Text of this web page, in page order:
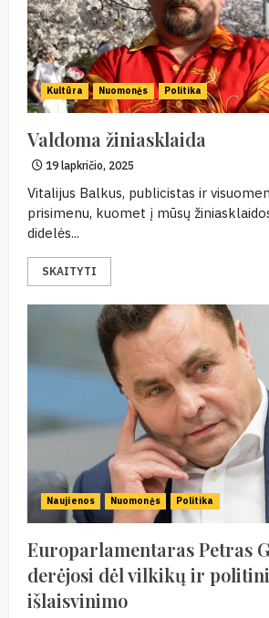
Kultūra Nuomonės Politika
Valdoma žiniasklaida
19 lapkričio, 2025
Vitalijus Balkus, publicistas ir
prisimenu, kuomet į mūsų
didelės...
SKAITYTI
Naujienos Nuomonės Politika
Europarlamentaras Petras
derėjosi dėl vilkikų ir
išlaisvinimo